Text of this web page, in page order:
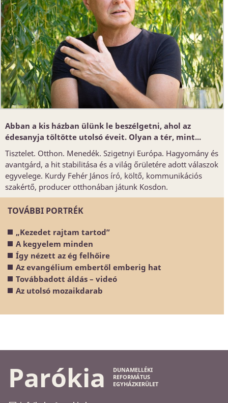
Abban a kis házban ülünk le beszélgetni, ahol az
édesanyja töltötte utolsó éveit. Olyan a tér, mint...
Tisztelet. Otthon. Menedék. Szigetnyi Európa. Hagyomány és
avantgárd, a hit stabilitása és a világ őrületére adott válaszok
egyvelege. Kurdy Fehér János író, költő, kommunikációs
szakértő, producer otthonában játunk Kosdon.
TOVÁBBI PORTRÉK
„Kezedet rajtam tartod”
A kegyelem minden
Így nézett az ég felhőire
Az evangélium embertől emberig hat
Továbbadott áldás – videó
Az utolsó mozaikdarab
Parókia
DUNAMELLÉKI
REFORMÁTUS
EGYHÁZKERÜLET